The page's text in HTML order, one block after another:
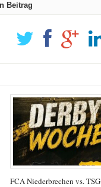
Beitrag
FCA Niederbrechen vs. TSG